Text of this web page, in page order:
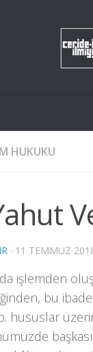
HUKUKU
· 11 TEMMUZ
işlemden
bu
hususlar